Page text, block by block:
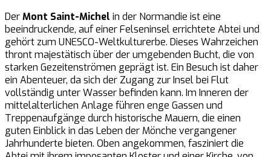
DerMont Saint-Michel in der Normandie ist eine
beeindruckende, auf einer Felseninsel errichtete Abtei und
gehört zum UNESCO-Weltkulturerbe. Dieses Wahrzeichen
thront majestätisch über der umgebenden Bucht, die von
starken Gezeitenströmen geprägt ist. Ein Besuch ist daher
ein Abenteuer, da sich der Zugang zur Insel bei Flut
vollständig unter Wasser befinden kann. Im Inneren der
mittelalterlichen Anlage führen enge Gassen und
Treppenaufgänge durch historische Mauern, die einen
guten Einblick in das Leben der Mönche vergangener
Jahrhunderte bieten. Oben angekommen, fasziniert die